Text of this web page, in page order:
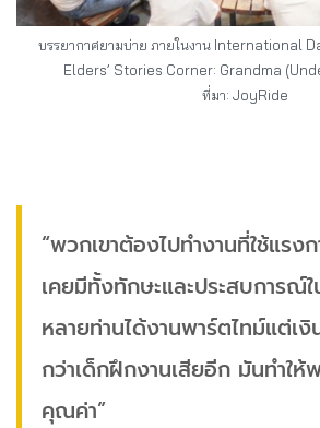
บรรยากาศยามบ่าย ภายในงาน International
Elders’ Stories Corner: Grandma
ที่มา: JoyRide
“พวกเขาต้องไปทำงานที่ใช้แรง
เคยมีทั้งทักษะและประสบการณ์
หลายท่านได้งานพาร์ตไทม์แต่เ
กว่าเด็กฝึกงานเสียอีก มันทำให้
คุณค่า”